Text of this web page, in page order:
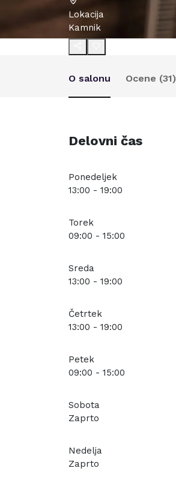
Lokacija
Kamnik
O salonu Ocene (31)
Delovni čas
Ponedeljek
13:00 - 19:00
Torek
09:00 - 15:00
Sreda
13:00 - 19:00
Četrtek
13:00 - 19:00
Petek
09:00 - 15:00
Sobota
Zaprto
Nedelja
Zaprto